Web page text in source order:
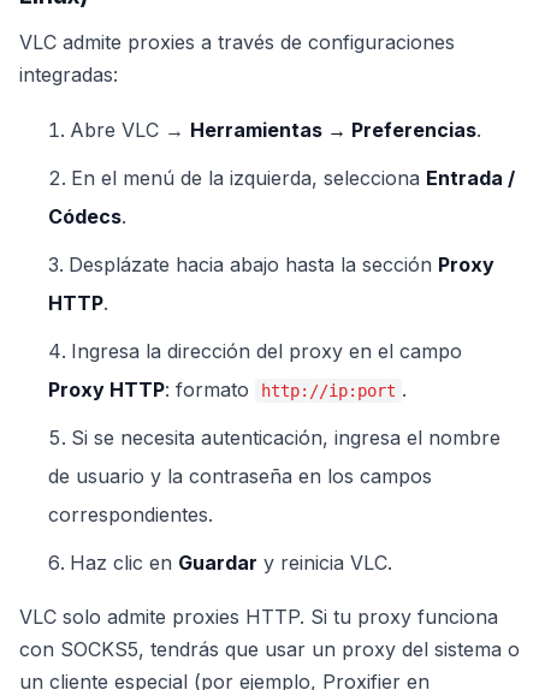
VLC admite proxies a través de configuraciones
integradas:
Abre VLC → Herramientas → Preferencias.
En el menú de la izquierda, selecciona Entrada /
Códecs.
Desplázate hacia abajo hasta la sección Proxy
HTTP.
Ingresa la dirección del proxy en el campo
Proxy HTTP: formato http://ip:port .
Si se necesita autenticación, ingresa el nombre
de usuario y la contraseña en los campos
correspondientes.
Haz clic en Guardar y reinicia VLC.
VLC solo admite proxies HTTP. Si tu proxy funciona
con SOCKS5, tendrás que usar un proxy del sistema o
un cliente especial (por ejemplo, Proxifier en